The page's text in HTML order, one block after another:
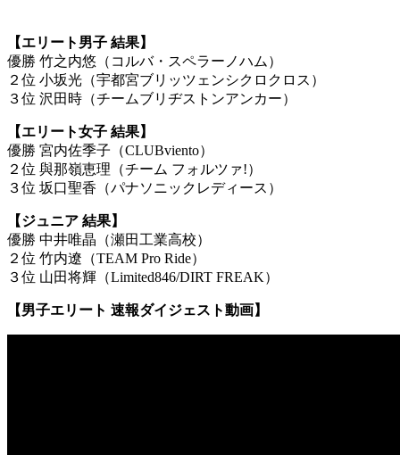
【エリート男子 結果】
優勝 竹之内悠（コルバ・スペラーノハム）
２位 小坂光（宇都宮ブリッツェンシクロクロス）
３位 沢田時（チームブリヂストンアンカー）
【エリート女子 結果】
優勝 宮内佐季子（CLUBviento）
２位 與那嶺恵理（チーム フォルツァ!）
３位 坂口聖香（パナソニックレディース）
【ジュニア 結果】
優勝 中井唯晶（瀬田工業高校）
２位 竹内遼（TEAM Pro Ride）
３位 山田将輝（Limited846/DIRT FREAK）
【男子エリート 速報ダイジェスト動画】